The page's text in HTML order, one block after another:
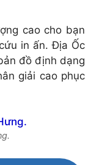
tồn tại là:
Thắng
cao cho bạn
in ấn. Địa Ốc
đồ định dạng
giải cao phục